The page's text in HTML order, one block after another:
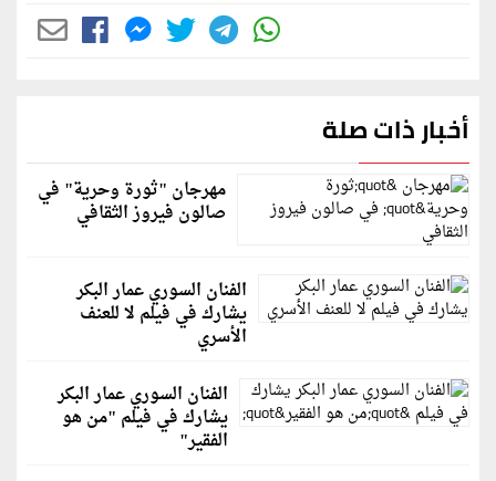
أخبار ذات صلة
مهرجان "ثورة وحرية" في
صالون فيروز الثقافي
الفنان السوري عمار البكر
يشارك في فيلم لا للعنف
الأسري
الفنان السوري عمار البكر
يشارك في فيلم "من هو
الفقير"